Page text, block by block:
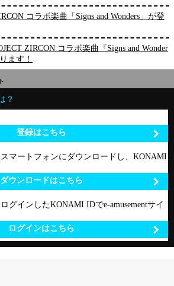
コラボ楽曲「Signs and Wonders」が登
ZIRCON コラボ楽曲『Signs and Wonder
ます！
？
登録はこちら
スマートフォンにダウンロードし、KONAMI
ダウンロードはこちら
グインしたKONAMI IDでe-amusementサイ
ログインはこちら